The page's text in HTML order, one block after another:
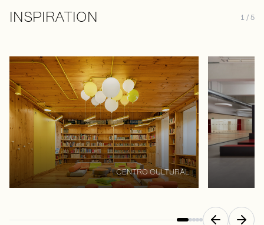
INSPIRATION 1 / 5
Appuyez pour passer le carrousel
CENTRO CULTURAL